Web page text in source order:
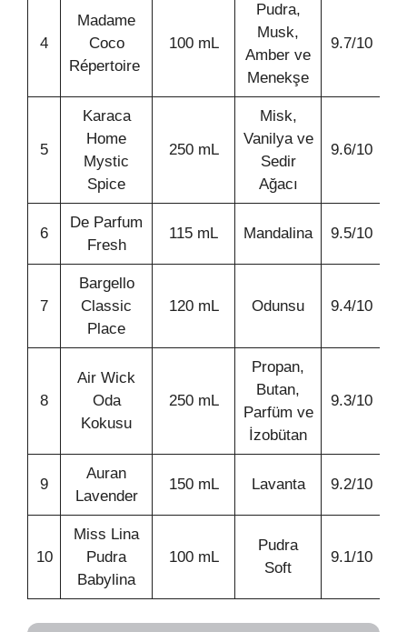
4
Madame
Coco
Répertoire
100 mL
Pudra,
Musk,
Amber ve
Menekşe
9.7/10
5
Karaca
Home
Mystic
Spice
250 mL
Misk,
Vanilya ve
Sedir
Ağacı
9.6/10
6
De Parfum
Fresh
115 mL Mandalina 9.5/10
7
Bargello
Classic
Place
120 mL Odunsu 9.4/10
8
Air Wick
Oda
Kokusu
250 mL
Propan,
Butan,
Parfüm ve
İzobütan
9.3/10
9
Auran
Lavender
150 mL Lavanta 9.2/10
10
Miss Lina
Pudra
Babylina
100 mL
Pudra
Soft
9.1/10